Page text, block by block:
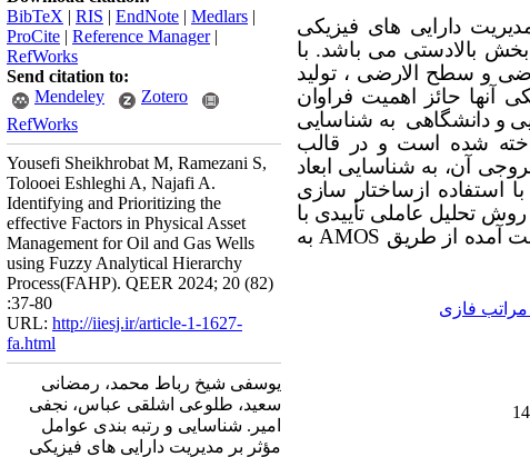
دارایی های فیزیکی
بالادستی می باشد. با
و سطح الارضی ، تولید
آنها حائز اهمیت فراوان
با 15 نفر از خبرگان اجرایی و دانشگاهی به شناسایی
شده است و در قالب
آن، به شناسایی ابعاد
ازساختار سازی
تحلیل عاملی تأییدی با
AMOS آمده از طریق
به
فازی
BibTeX | RIS | EndNote | Medlars |
ProCite | Reference Manager|
RefWorks
Send citation to:
Mendeley
Zotero
RefWorks
Yousefi Sheikhrobat M, Ramezani S,
Tolooei Eshleghi A, Najafi A.
Identifying and Prioritizing the
effective Factors in Physical Asset
Management for Oil and Gas Wells
using Fuzzy Analytical Hierarchy
Process(FAHP). QEER 2024; 20 (82)
:37-80
URL: http://iiesj.ir/article-1-1627-
fa.html
یوسفی شیخ رباط محمد، رمضانی
سعید، طلوعی اشلقی عباس، نجفی
امیر. شناسایی و رتبه بندی عوامل
مؤثر بر مدیریت دارایی های فیزیکی